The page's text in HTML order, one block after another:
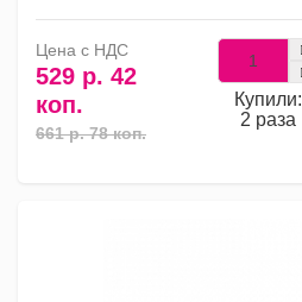
Цена с НДС
529 р. 42
коп.
661 р. 78 коп.
Купили:
2 раза